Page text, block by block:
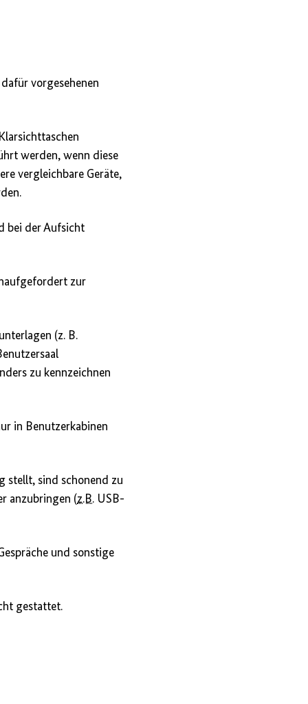
vorgesehenen
werden, wenn diese
vergleichbare Geräte,
bei der Aufsicht
zur
(z. B.
zu kennzeichnen
in Benutzerkabinen
stellt, sind schonend zu
anzubringen (z.B. USB-
und sonstige
gestattet.